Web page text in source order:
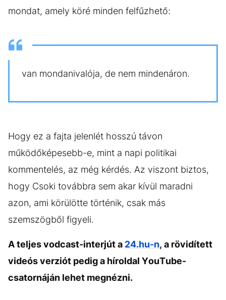
mondat, amely köré minden felfűzhető:
van mondanivalója, de nem mindenáron.
Hogy ez a fajta jelenlét hosszú távon
működőképesebb-e, mint a napi politikai
kommentelés, az még kérdés. Az viszont biztos,
hogy Csoki továbbra sem akar kívül maradni
azon, ami körülötte történik, csak más
szemszögből figyeli.
A teljes vodcast-interjút a 24.hu-n, a rövidített
videós verziót pedig a híroldal YouTube-
csatornáján lehet megnézni.